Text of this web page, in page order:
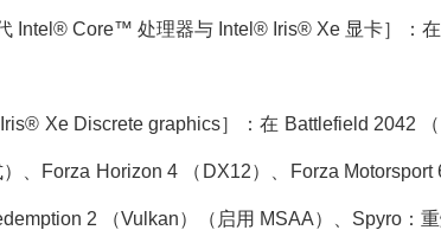
Core™ 处理器与 Intel® Iris® Xe 显卡］：在
Xe Discrete graphics］：在 Battlefield 2042
、Forza Horizo​​n 4 （DX12）、Forza
2 （Vulkan）（启用 MSAA）、Spyro：重